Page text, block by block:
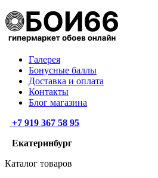
Галерея
Бонусные баллы
Доставка и оплата
Контакты
Блог магазина
+7 919 367 58 95
Екатеринбург
Каталог товаров